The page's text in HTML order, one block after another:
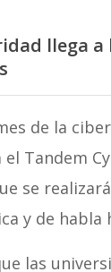
llega a
de la
el Tandem
se
y de habla
las